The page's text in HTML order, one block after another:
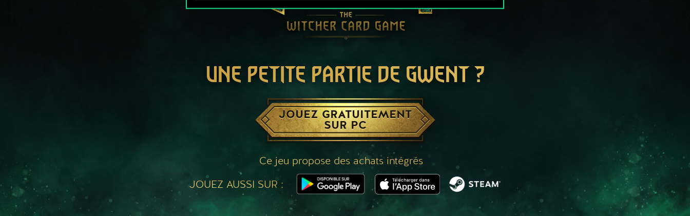
UNE PETITE PARTIE DE GWENT ?
JOUEZ GRATUITEMENT
SUR PC
Ce jeu propose des achats intégrés
JOUEZ AUSSI SUR :